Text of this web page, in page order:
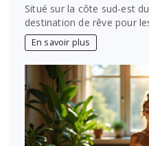
Situé sur la côte sud-est
destination de rêve pour
En savoir plus